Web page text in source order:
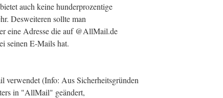
auch keine hunderprozentige
Desweiteren sollte man
eine Adresse die auf @AllMail.de
seinen E-Mails hat.
(Info: Aus Sicherheitsgründen
in "AllMail" geändert,